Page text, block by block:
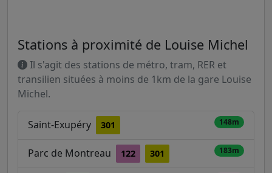
Stations à proximité de Louise Michel
Il s'agit des stations de métro, tram, RER et
transilien situées à moins de 1km de la gare Louise
Michel.
Saint-Exupéry 301 148m
Parc de Montreau 122 301 183m